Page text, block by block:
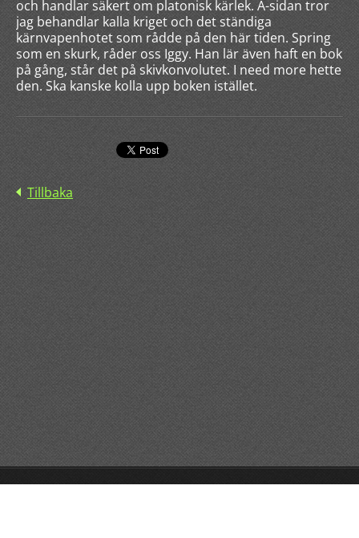
och handlar säkert om platonisk kärlek. A-sidan tror
jag behandlar kalla kriget och det ständiga
kärnvapenhotet som rådde på den här tiden. Spring
som en skurk, råder oss Iggy. Han lär även haft en bok
på gång, står det på skivkonvolutet. I need more hette
den. Ska kanske kolla upp boken istället.
Tillbaka